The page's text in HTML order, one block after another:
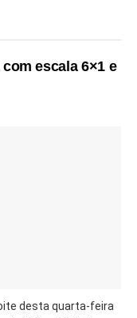
escala 6×1 e
desta quarta-feira